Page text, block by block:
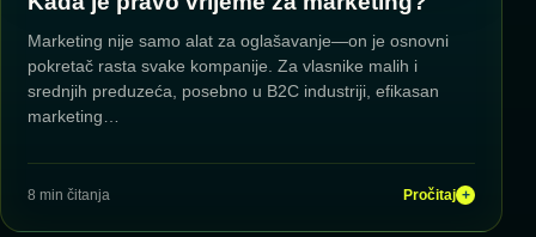
Marketing nije samo alat za oglašavanje—on je osnovni
pokretač rasta svake kompanije. Za vlasnike malih i
srednjih preduzeća, posebno u B2C industriji, efikasan
marketing…
8 min čitanja Pročitaj +